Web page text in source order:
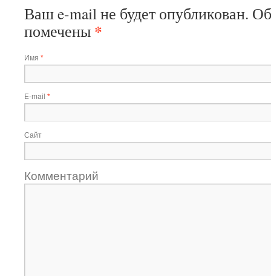
Ваш e-mail не будет опубликован.
помечены *
Имя *
E-mail *
Сайт
Комментарий